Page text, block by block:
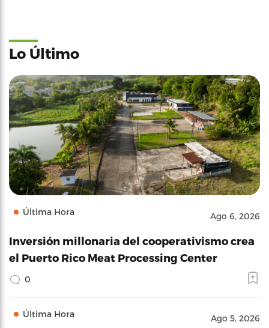
Lo Último
Última Hora Ago 6, 2026
Inversión millonaria del cooperativismo crea
el Puerto Rico Meat Processing Center
0
Última Hora Ago 5, 2026